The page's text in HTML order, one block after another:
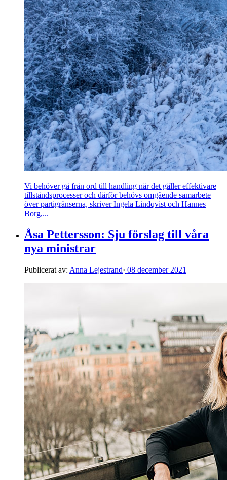
Vi behöver gå från ord till handling när det gäller effektivare
tillståndsprocesser och därför behövs omgående samarbete
över partigränserna, skriver Ingela Lindqvist och Hannes
Borg,...
Åsa Pettersson: Sju förslag till våra
nya ministrar
Publicerat av: Anna Lejestrand· 08 december 2021